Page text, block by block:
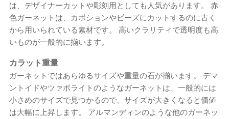
は、デザイナーカットや彫刻用としても人気があります。 赤
色ガーネットは、カボションやビーズにカットするのに古く
から用いられている素材です。 高いクラリティで透明度も高
いものが一般的に揃います。
カラット重量
ガーネットではあらゆるサイズや重量の石が揃います。 デマ
ントイドやツァボライトのようなガーネットは、一般的には
小さめのサイズで見つかるので、サイズが大きくなると価値
は大幅に上昇します。 アルマンディンのような他のガーネッ